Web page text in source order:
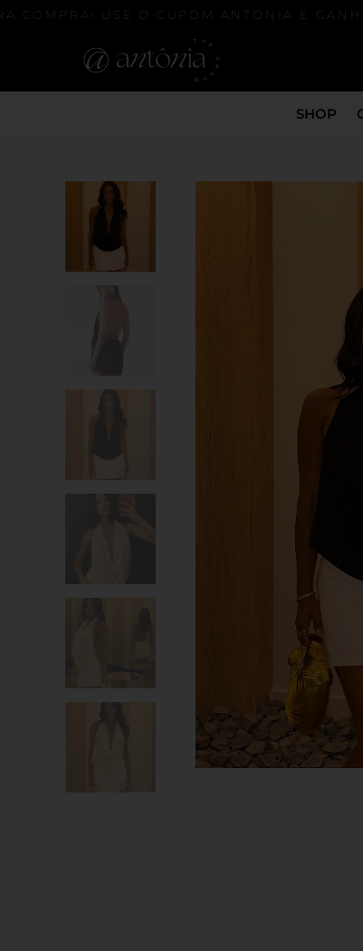
USE O CUPOM ANTONIA E
SHOP